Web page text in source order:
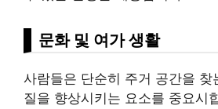
문화 및 여가 생활
사람들은 단순히 주거 공간을 찾
질을 향상시키는 요소를 중요시